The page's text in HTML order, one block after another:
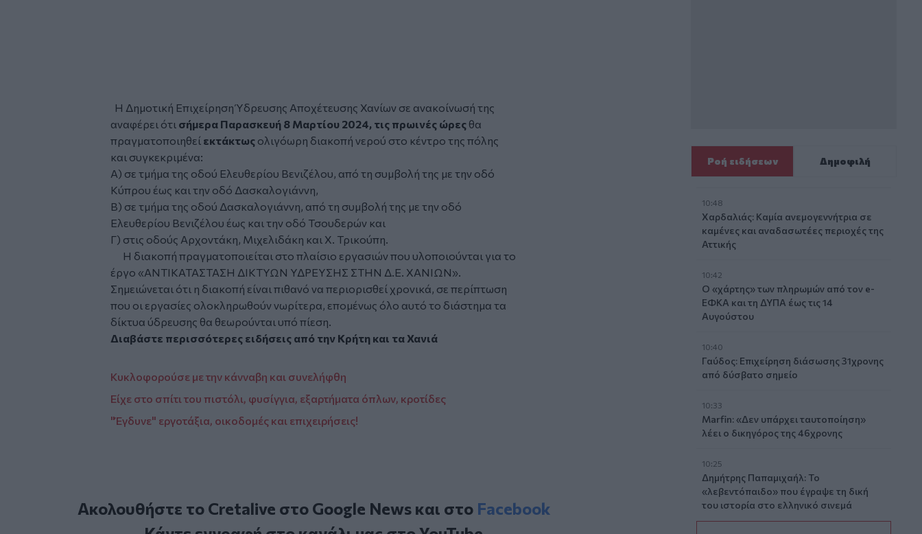
Η Δημοτική Επιχείρηση Ύδρευσης Αποχέτευσης Χανίων σε ανακοίνωσή της
αναφέρει ότι σήμερα Παρασκευή 8 Μαρτίου 2024, τις πρωινές ώρες θα
πραγματοποιηθεί εκτάκτως ολιγόωρη διακοπή νερού στο κέντρο της πόλης
και συγκεκριμένα:
Α) σε τμήμα της οδού Ελευθερίου Βενιζέλου, από τη συμβολή της με την οδό
Κύπρου έως και την οδό Δασκαλογιάννη,
Β) σε τμήμα της οδού Δασκαλογιάννη, από τη συμβολή της με την οδό
Ελευθερίου Βενιζέλου έως και την οδό Τσουδερών και
Γ) στις οδούς Αρχοντάκη, Μιχελιδάκη και Χ. Τρικούπη.
Η διακοπή πραγματοποιείται στο πλαίσιο εργασιών που υλοποιούνται για το
έργο «ΑΝΤΙΚΑΤΑΣΤΑΣΗ ΔΙΚΤΥΩΝ ΥΔΡΕΥΣΗΣ ΣΤΗΝ Δ.Ε. ΧΑΝΙΩΝ».
Σημειώνεται ότι η διακοπή είναι πιθανό να περιορισθεί χρονικά, σε περίπτωση
που οι εργασίες ολοκληρωθούν νωρίτερα, επομένως όλο αυτό το διάστημα τα
δίκτυα ύδρευσης θα θεωρούνται υπό πίεση.
Διαβάστε περισσότερες ειδήσεις από την Κρήτη και τα Χανιά
Κυκλοφορούσε με την κάνναβη και συνελήφθη
Είχε στο σπίτι του πιστόλι, φυσίγγια, εξαρτήματα όπλων, κροτίδες
"Έγδυνε" εργοτάξια, οικοδομές και επιχειρήσεις!
Ακολουθήστε το Cretalive στο Google Newsκαι στο Facebook
Ροή ειδήσεων Δημοφιλή
10:48
Χαρδαλιάς: Καμία ανεμογεννήτρια σε
καμένες και αναδασωτέες περιοχές της
Αττικής
10:42
Ο «χάρτης» των πληρωμών από τον e-
ΕΦΚΑ και τη ΔΥΠΑ έως τις 14
Αυγούστου
10:40
Γαύδος: Επιχείρηση διάσωσης 31χρονης
από δύσβατο σημείο
10:33
Marfin: «Δεν υπάρχει ταυτοποίηση»
λέει ο δικηγόρος της 46χρονης
10:25
Δημήτρης Παπαμιχαήλ: Το
«λεβεντόπαιδο» που έγραψε τη δική
του ιστορία στο ελληνικό σινεμά
(video)